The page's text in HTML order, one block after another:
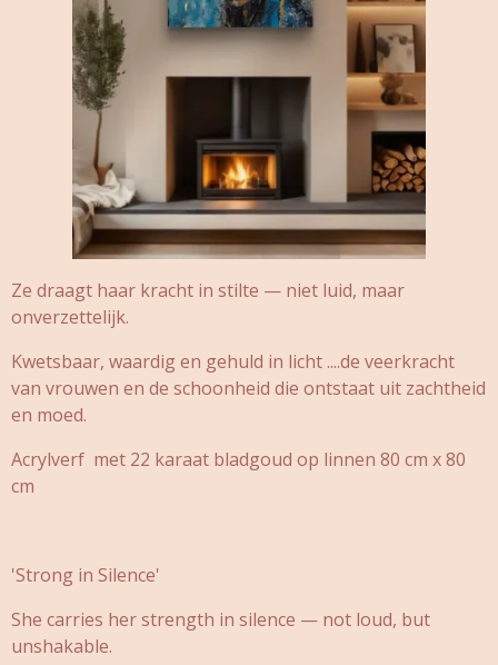
Ze draagt haar kracht in stilte — niet luid, maar
onverzettelijk.
Kwetsbaar, waardig en gehuld in licht ....de veerkracht
van vrouwen en de schoonheid die ontstaat uit zachtheid
en moed.
Acrylverf met 22 karaat bladgoud op linnen 80 cm x 80
cm
'Strong in Silence'
She carries her strength in silence — not loud, but
unshakable.